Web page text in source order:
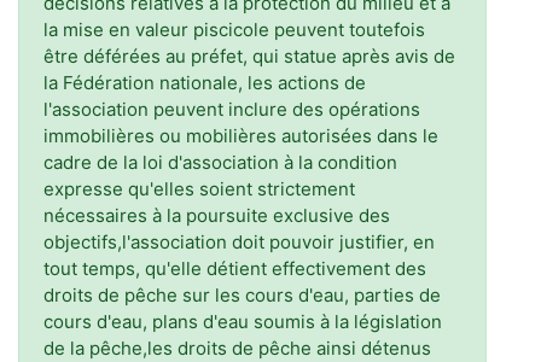
la mise en valeur piscicole peuvent toutefois
être déférées au préfet, qui statue après avis de
la Fédération nationale, les actions de
l'association peuvent inclure des opérations
immobilières ou mobilières autorisées dans le
cadre de la loi d'association à la condition
expresse qu'elles soient strictement
nécessaires à la poursuite exclusive des
objectifs,l'association doit pouvoir justifier, en
tout temps, qu'elle détient effectivement des
droits de pêche sur les cours d'eau, parties de
cours d'eau, plans d'eau soumis à la législation
de la pêche,les droits de pêche ainsi détenus